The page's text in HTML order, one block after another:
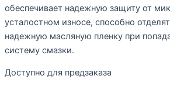
обеспечивает надежную защиту от
усталостном износе, способно
надежную масляную пленку при
систему смазки.
Доступно для предзаказа